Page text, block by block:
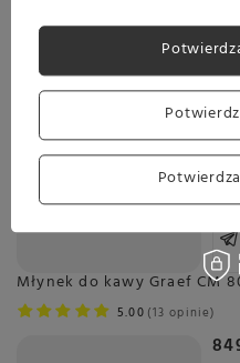
Młynek do kawy Graef CM
5.00 13 opinie